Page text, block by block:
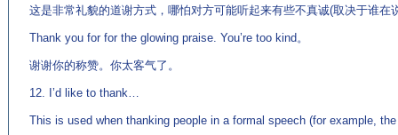
这是非常礼貌的道谢方式，哪怕对方可能听起来有些不真诚(取决于谁在
Thank you for for the glowing praise. You’re too kind。
谢谢你的称赞。你太客气了。
12. I’d like to thank…
This is used when thanking people in a formal speech (for example,